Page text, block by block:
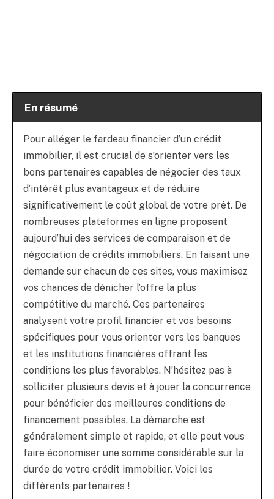
En résumé
Pour alléger le fardeau financier d’un crédit
immobilier, il est crucial de s’orienter vers les
bons partenaires capables de négocier des taux
d’intérêt plus avantageux et de réduire
significativement le coût global de votre prêt. De
nombreuses plateformes en ligne proposent
aujourd’hui des services de comparaison et de
négociation de crédits immobiliers. En faisant une
demande sur chacun de ces sites, vous maximisez
vos chances de dénicher l’offre la plus
compétitive du marché. Ces partenaires
analysent votre profil financier et vos besoins
spécifiques pour vous orienter vers les banques
et les institutions financières offrant les
conditions les plus favorables. N’hésitez pas à
solliciter plusieurs devis et à jouer la concurrence
pour bénéficier des meilleures conditions de
financement possibles. La démarche est
généralement simple et rapide, et elle peut vous
faire économiser une somme considérable sur la
durée de votre crédit immobilier. Voici les
différents partenaires !